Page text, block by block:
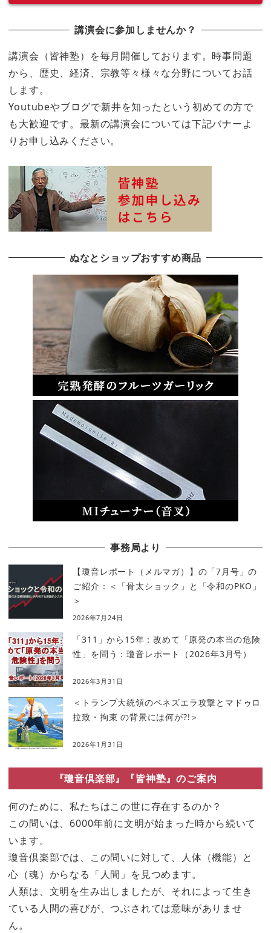
講演会に参加しませんか？
講演会（皆神塾）を毎月開催しております。時事問題
から、歴史、経済、宗教等々様々な分野についてお話
します。
Youtubeやブログで新井を知ったという初めての方で
も大歓迎です。最新の講演会については下記バナーよ
りお申し込みください。
ぬなとショップおすすめ商品
事務局より
【瓊音レポート（メルマガ）】の「7月号」の
ご紹介：＜「骨太ショック」と「令和のPKO」
＞
2026年7月24日
「311」から15年：改めて「原発の本当の危険
性」を問う：瓊音レポート（2026年3月号）
2026年3月31日
＜トランプ大統領のベネズエラ攻撃とマドゥロ
拉致・拘束 の背景には何が?!＞
2026年1月31日
『瓊音倶楽部』『皆神塾』のご案内
何のために、私たちはこの世に存在するのか？
この問いは、6000年前に文明が始まった時から続いて
います。
瓊音倶楽部では、この問いに対して、人体（機能）と
心（魂）からなる「人間」を見つめます。
人類は、文明を生み出しましたが、それによって生き
ている人間の喜びが、つぶされては意味がありませ
ん。